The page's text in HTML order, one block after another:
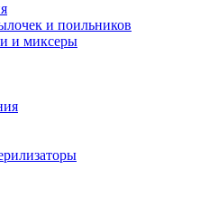
и поильников
и миксеры